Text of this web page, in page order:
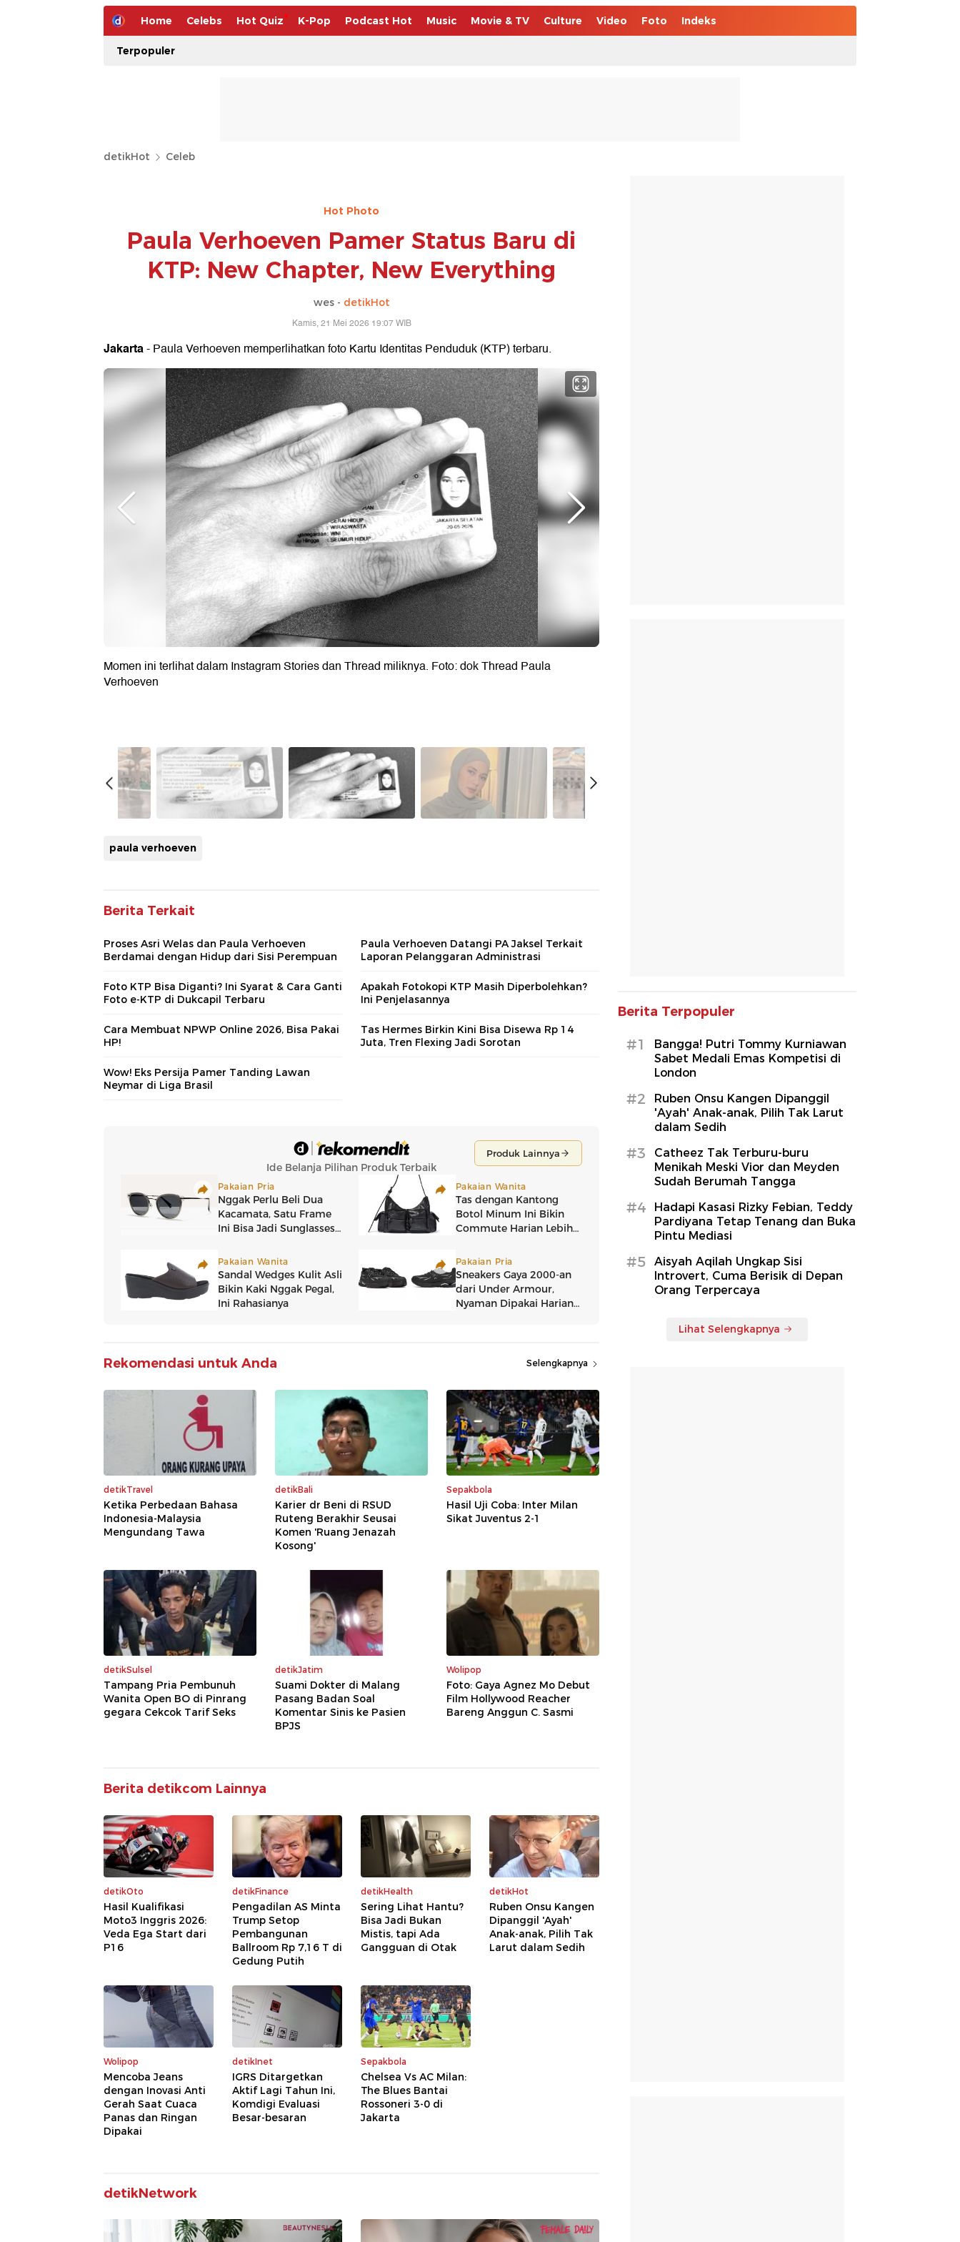
Home Celebs Hot Quiz K-Pop Podcast Hot Music Movie & TV Culture Video Foto Indeks
Terpopuler
detikHot Celeb
Hot Photo
Paula Verhoeven Pamer Status Baru di
KTP: New Chapter, New Everything
wes - detikHot
Kamis, 21 Mei 2026 19:07 WIB
Jakarta- Paula Verhoeven memperlihatkan foto Kartu Identitas Penduduk (KTP) terbaru.
Momen ini terlihat dalam Instagram Stories dan Thread miliknya. Foto: dok Thread Paula
Verhoeven
paula verhoeven
Berita Terkait
Proses Asri Welas dan Paula Verhoeven
Berdamai dengan Hidup dari Sisi Perempuan
Paula Verhoeven Datangi PA Jaksel Terkait
Laporan Pelanggaran Administrasi
Foto KTP Bisa Diganti? Ini Syarat & Cara Ganti
Foto e-KTP di Dukcapil Terbaru
Apakah Fotokopi KTP Masih Diperbolehkan?
Ini Penjelasannya
Cara Membuat NPWP Online 2026, Bisa Pakai
HP!
Tas Hermes Birkin Kini Bisa Disewa Rp 14
Juta, Tren Flexing Jadi Sorotan
Wow! Eks Persija Pamer Tanding Lawan
Neymar di Liga Brasil
Rekomendasi untuk Anda Selengkapnya
detikTravel
Ketika Perbedaan Bahasa
Indonesia-Malaysia
Mengundang Tawa
detikBali
Karier dr Beni di RSUD
Ruteng Berakhir Seusai
Komen 'Ruang Jenazah
Kosong'
Sepakbola
Hasil Uji Coba: Inter Milan
Sikat Juventus 2-1
detikSulsel
Tampang Pria Pembunuh
Wanita Open BO di Pinrang
gegara Cekcok Tarif Seks
detikJatim
Suami Dokter di Malang
Pasang Badan Soal
Komentar Sinis ke Pasien
BPJS
Wolipop
Foto: Gaya Agnez Mo Debut
Film Hollywood Reacher
Bareng Anggun C. Sasmi
Berita detikcom Lainnya
detikOto
Hasil Kualifikasi
Moto3 Inggris 2026:
Veda Ega Start dari
P16
detikFinance
Pengadilan AS Minta
Trump Setop
Pembangunan
Ballroom Rp 7,16 T di
Gedung Putih
detikHealth
Sering Lihat Hantu?
Bisa Jadi Bukan
Mistis, tapi Ada
Gangguan di Otak
detikHot
Ruben Onsu Kangen
Dipanggil 'Ayah'
Anak-anak, Pilih Tak
Larut dalam Sedih
Wolipop
Mencoba Jeans
dengan Inovasi Anti
Gerah Saat Cuaca
Panas dan Ringan
Dipakai
detikInet
IGRS Ditargetkan
Aktif Lagi Tahun Ini,
Komdigi Evaluasi
Besar-besaran
Sepakbola
Chelsea Vs AC Milan:
The Blues Bantai
Rossoneri 3-0 di
Jakarta
detikNetwork
Berita Terpopuler
#1
Bangga! Putri Tommy Kurniawan
Sabet Medali Emas Kompetisi di
London
#2
Ruben Onsu Kangen Dipanggil
'Ayah' Anak-anak, Pilih Tak Larut
dalam Sedih
#3
Catheez Tak Terburu-buru
Menikah Meski Vior dan Meyden
Sudah Berumah Tangga
#4
Hadapi Kasasi Rizky Febian, Teddy
Pardiyana Tetap Tenang dan Buka
Pintu Mediasi
#5
Aisyah Aqilah Ungkap Sisi
Introvert, Cuma Berisik di Depan
Orang Terpercaya
Lihat Selengkapnya